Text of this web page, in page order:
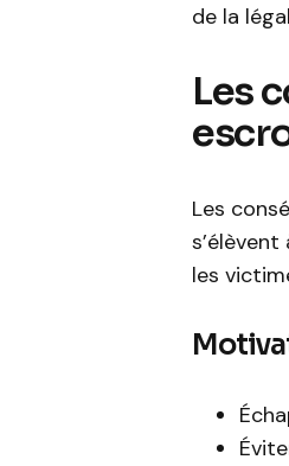
de la
Les
Les
les